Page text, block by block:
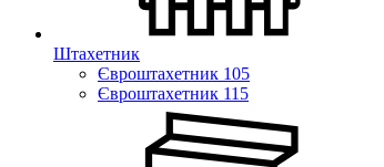
Штахетник
Євроштахетник 105
Євроштахетник 115